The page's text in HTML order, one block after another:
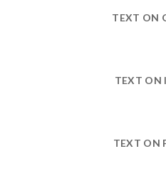
TEXT ON
TEXT ON
TEXT ON